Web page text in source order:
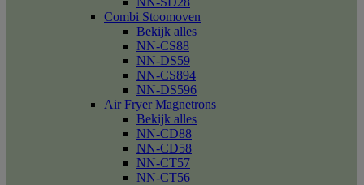
Combi Stoomoven
Bekijk alles
NN-CS88
NN-DS59
NN-CS894
NN-DS596
Air Fryer Magnetrons
Bekijk alles
NN-CD88
NN-CD58
NN-CT57
NN-CT56